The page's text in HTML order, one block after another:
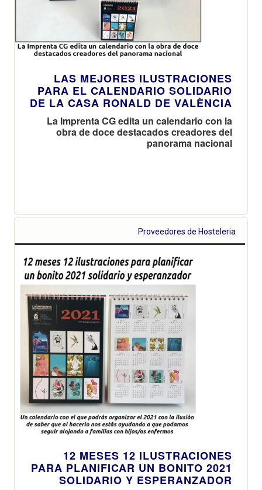
LAS MEJORES ILUSTRACIONES
PARA EL CALENDARIO SOLIDARIO
DE LA CASA RONALD DE VALÈNCIA
La Imprenta CG edita un calendario con la
obra de doce destacados creadores del
panorama nacional
Proveedores de Hosteleria
12 MESES 12 ILUSTRACIONES
PARA PLANIFICAR UN BONITO 2021
SOLIDARIO Y ESPERANZADOR